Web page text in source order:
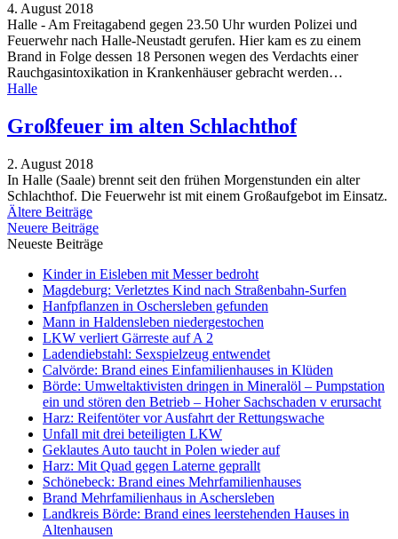
4. August 2018
Halle - Am Freitagabend gegen 23.50 Uhr wurden Polizei und
Feuerwehr nach Halle-Neustadt gerufen. Hier kam es zu einem
Brand in Folge dessen 18 Personen wegen des Verdachts einer
Rauchgasintoxikation in Krankenhäuser gebracht werden…
Halle
Großfeuer im alten Schlachthof
2. August 2018
In Halle (Saale) brennt seit den frühen Morgenstunden ein alter
Schlachthof. Die Feuerwehr ist mit einem Großaufgebot im Einsatz.
Ältere Beiträge
Neuere Beiträge
Neueste Beiträge
Kinder in Eisleben mit Messer bedroht
Magdeburg: Verletztes Kind nach Straßenbahn-Surfen
Hanfpflanzen in Oschersleben gefunden
Mann in Haldensleben niedergestochen
LKW verliert Gärreste auf A 2
Ladendiebstahl: Sexspielzeug entwendet
Calvörde: Brand eines Einfamilienhauses in Klüden
Börde: Umweltaktivisten dringen in Mineralöl – Pumpstation
ein und stören den Betrieb – Hoher Sachschaden v erursacht
Harz: Reifentöter vor Ausfahrt der Rettungswache
Unfall mit drei beteiligten LKW
Geklautes Auto taucht in Polen wieder auf
Harz: Mit Quad gegen Laterne geprallt
Schönebeck: Brand eines Mehrfamilienhauses
Brand Mehrfamilienhaus in Aschersleben
Landkreis Börde: Brand eines leerstehenden Hauses in
Altenhausen